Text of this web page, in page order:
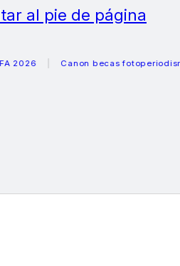
al pie de página
Canon becas fotoperiodismo